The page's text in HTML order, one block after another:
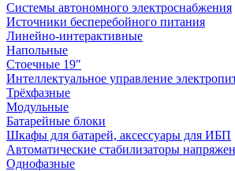
Системы автономного электроснабжения
Источники бесперебойного питания
Линейно-интерактивные
Напольные
Стоечные 19"
Интеллектуальное управление
Трёхфазные
Модульные
Батарейные блоки
Шкафы для батарей, аксессуары для ИБП
Автоматические стабилизаторы
Однофазные